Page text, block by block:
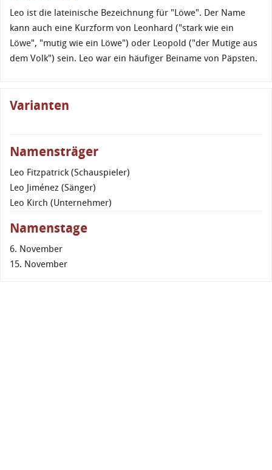
Leo ist die lateinische Bezeichnung für "Löwe". Der Name
kann auch eine Kurzform von Leonhard ("stark wie ein
Löwe", "mutig wie ein Löwe") oder Leopold ("der Mutige aus
dem Volk") sein. Leo war ein häufiger Beiname von Päpsten.
Varianten
Namensträger
Leo Fitzpatrick (Schauspieler)
Leo Jiménez (Sänger)
Leo Kirch (Unternehmer)
Namenstage
6. November
15. November